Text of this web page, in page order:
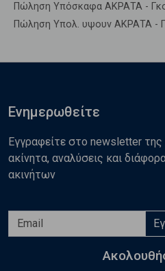
Πώληση Υπόσκαφα ΑΚΡΑΤΑ -
Πώληση Υπολ. υψουν ΑΚΡΑΤΑ -
Ενημερωθείτε
Εγγραφείτε στο newsletter της
ακίνητα, αναλύσεις και
ακινήτων